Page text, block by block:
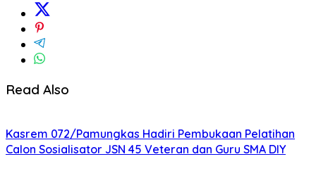
Read Also
Kasrem 072/Pamungkas Hadiri Pembukaan Pelatihan
Calon Sosialisator JSN 45 Veteran dan Guru SMA DIY